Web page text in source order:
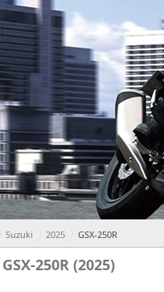
Suzuki 2025 GSX-250R
250R (2025)